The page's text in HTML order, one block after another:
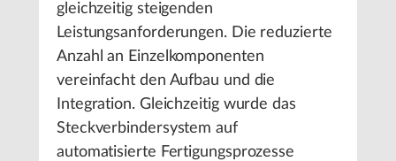
gleichzeitig steigenden
Leistungsanforderungen. Die reduzierte
Anzahl an Einzelkomponenten
vereinfacht den Aufbau und die
Integration. Gleichzeitig wurde das
Steckverbindersystem auf
automatisierte Fertigungsprozesse